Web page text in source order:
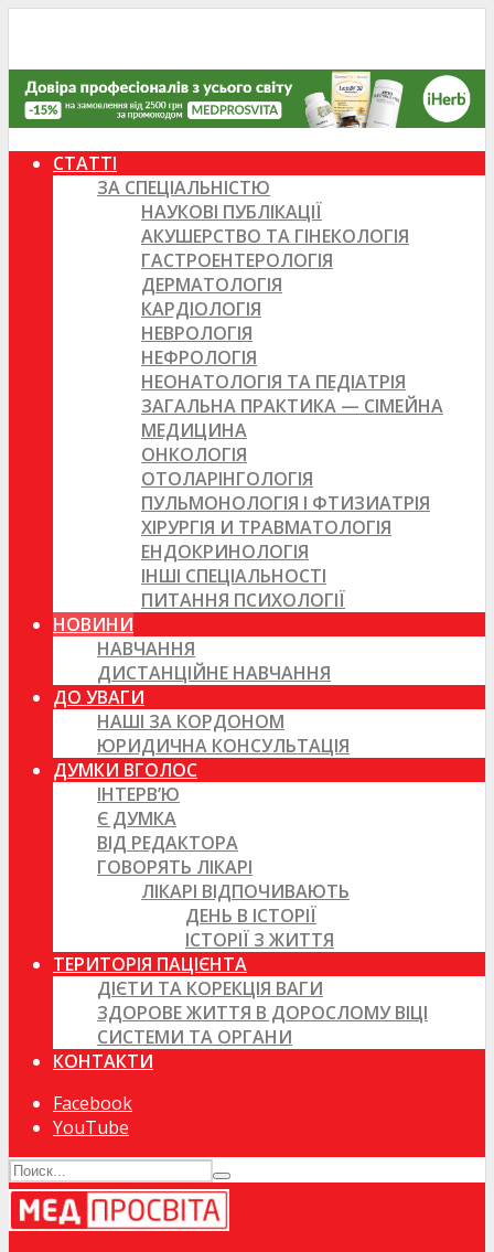
СТАТТІ
ЗА СПЕЦІАЛЬНІСТЮ
НАУКОВІ ПУБЛІКАЦІЇ
АКУШЕРСТВО ТА ГІНЕКОЛОГІЯ
ГАСТРОЕНТЕРОЛОГІЯ
ДЕРМАТОЛОГІЯ
КАРДІОЛОГІЯ
НЕВРОЛОГІЯ
НЕФРОЛОГІЯ
НЕОНАТОЛОГІЯ ТА ПЕДІАТРІЯ
ЗАГАЛЬНА ПРАКТИКА — СІМЕЙНА
МЕДИЦИНА
ОНКОЛОГІЯ
ОТОЛАРІНГОЛОГІЯ
ПУЛЬМОНОЛОГІЯ І ФТИЗИАТРІЯ
ХІРУРГІЯ И ТРАВМАТОЛОГІЯ
ЕНДОКРИНОЛОГІЯ
ІНШІ СПЕЦІАЛЬНОСТІ
ПИТАННЯ ПСИХОЛОГІЇ
НОВИНИ
НАВЧАННЯ
ДИСТАНЦІЙНЕ НАВЧАННЯ
ДО УВАГИ
НАШІ ЗА КОРДОНОМ
ЮРИДИЧНА КОНСУЛЬТАЦІЯ
ДУМКИ ВГОЛОС
ІНТЕРВ’Ю
Є ДУМКА
ВІД РЕДАКТОРА
ГОВОРЯТЬ ЛІКАРІ
ЛІКАРІ ВІДПОЧИВАЮТЬ
ДЕНЬ В ІСТОРІЇ
ІСТОРІЇ З ЖИТТЯ
ТЕРИТОРІЯ ПАЦІЄНТА
ДІЄТИ ТА КОРЕКЦІЯ ВАГИ
ЗДОРОВЕ ЖИТТЯ В ДОРОСЛОМУ ВІЦІ
СИСТЕМИ ТА ОРГАНИ
КОНТАКТИ
Facebook
YouTube